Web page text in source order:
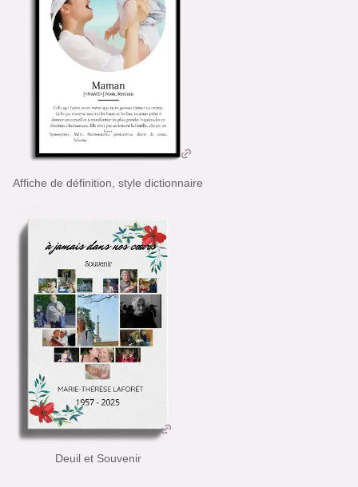
Affiche de définition, style dictionnaire
Deuil et Souvenir